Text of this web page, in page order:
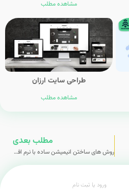
مشاهده مطلب
طراحی سایت ارزان
مشاهده مطلب
مطلب بعدی
روش های ساختن انیمیشن ساده با نرم افزار
ورود یا ثبت نام